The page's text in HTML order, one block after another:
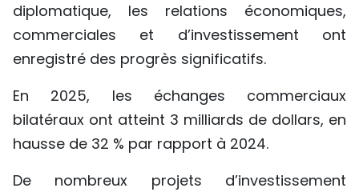
diplomatique, les relations économiques,
commerciales et d’investissement ont
enregistré des progrès significatifs.
En 2025, les échanges commerciaux
bilatéraux ont atteint 3 milliards de dollars, en
hausse de 32 % par rapport à 2024.
De nombreux projets d’investissement